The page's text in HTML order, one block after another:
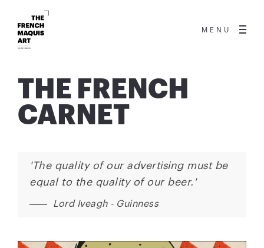
MENU
THE FRENCH
CARNET
'The quality of our advertising must be
equal to the quality of our beer.'
Lord Iveagh - Guinness